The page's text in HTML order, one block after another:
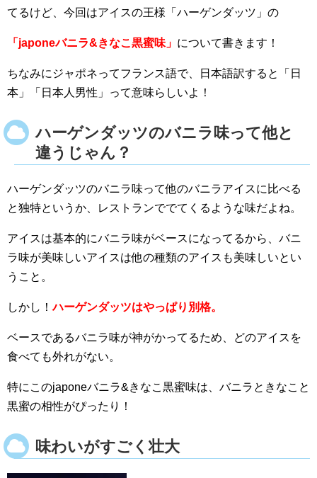
てるけど、今回はアイスの王様「ハーゲンダッツ」の
「japoneバニラ&きなこ黒蜜味」 について書きます！
ちなみにジャポネってフランス語で、日本語訳すると「日
本」「日本人男性」って意味らしいよ！
ハーゲンダッツのバニラ味って他と
違うじゃん？
ハーゲンダッツのバニラ味って他のバニラアイスに比べる
と独特というか、レストランででてくるような味だよね。
アイスは基本的にバニラ味がベースになってるから、バニ
ラ味が美味しいアイスは他の種類のアイスも美味しいとい
うこと。
しかし！ハーゲンダッツはやっぱり別格。
ベースであるバニラ味が神がかってるため、どのアイスを
食べても外れがない。
特にこのjaponeバニラ&きなこ黒蜜味は、バニラときなこと
黒蜜の相性がぴったり！
味わいがすごく壮大